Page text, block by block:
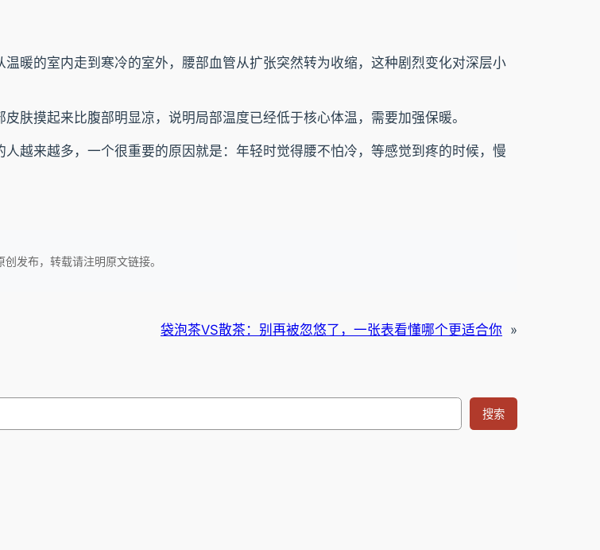
暖的室内走到寒冷的室外，腰部血管从扩张突然转为收缩，这种剧烈变化对深层小
肤摸起来比腹部明显凉，说明局部温度已经低于核心体温，需要加强保暖。
越来越多，一个很重要的原因就是：年轻时觉得腰不怕冷，等感觉到疼的时候，慢
创发布，转载请注明原文链接。
袋泡茶VS散茶：别再被忽悠了，一张表看懂哪个更适合你 »
搜索